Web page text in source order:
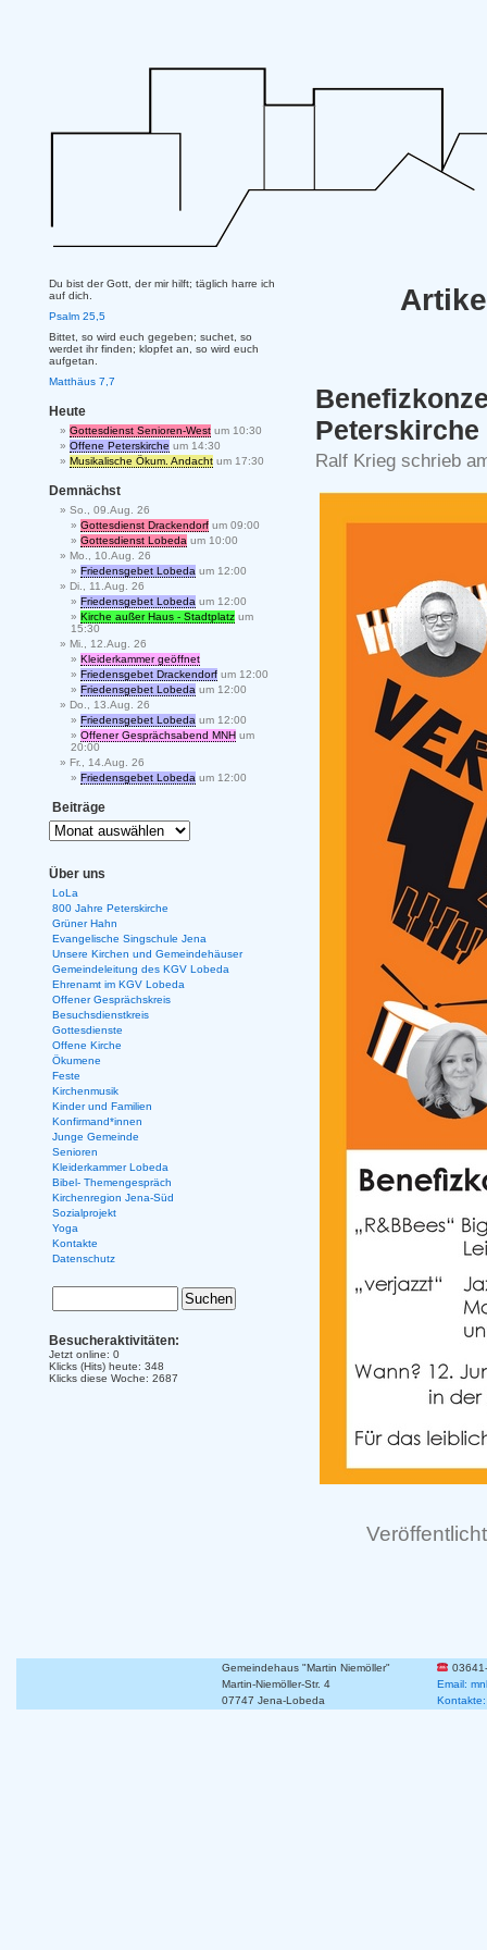
Peterskirche
Ralf Krieg schrieb
Du bist der Gott, der mir hilft; täglich harre ich
auf dich.
Psalm 25,5
Bittet, so wird euch gegeben; suchet, so
werdet ihr finden; klopfet an, so wird euch
aufgetan.
Matthäus 7,7
Heute
Gottesdienst Senioren-West um 10:30
Offene Peterskirche um 14:30
Musikalische Ökum. Andacht um 17:30
Demnächst
So., 09.Aug. 26
Gottesdienst Drackendorf um 09:00
Gottesdienst Lobeda um 10:00
Mo., 10.Aug. 26
Friedensgebet Lobeda um 12:00
Di., 11.Aug. 26
Friedensgebet Lobeda um 12:00
Kirche außer Haus - Stadtplatz um
15:30
Mi., 12.Aug. 26
Kleiderkammer geöffnet
Friedensgebet Drackendorf um 12:00
Friedensgebet Lobeda um 12:00
Do., 13.Aug. 26
Friedensgebet Lobeda um 12:00
Offener Gesprächsabend MNH um
20:00
Fr., 14.Aug. 26
Friedensgebet Lobeda um 12:00
Beiträge
Über uns
LoLa
800 Jahre Peterskirche
Grüner Hahn
Evangelische Singschule Jena
Unsere Kirchen und Gemeindehäuser
Gemeindeleitung des KGV Lobeda
Ehrenamt im KGV Lobeda
Offener Gesprächskreis
Besuchsdienstkreis
Gottesdienste
Offene Kirche
Ökumene
Feste
Kirchenmusik
Kinder und Familien
Konfirmand*innen
Junge Gemeinde
Senioren
Kleiderkammer Lobeda
Bibel- Themengespräch
Kirchenregion Jena-Süd
Sozialprojekt
Yoga
Kontakte
Datenschutz
Besucheraktivitäten:
Jetzt online: 0
Klicks (Hits) heute: 348
Klicks diese Woche: 2687
Gemeindehaus "Martin Niemöller"
Martin-Niemöller-Str. 4
Email:
07747 Jena-Lobeda